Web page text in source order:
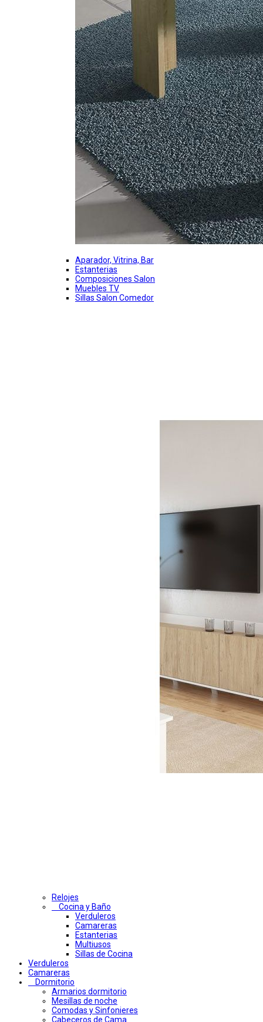
Aparador, Vitrina, Bar
Estanterias
Composiciones Salon
Muebles TV
Sillas Salon Comedor
Relojes
Cocina y Baño
Verduleros
Camareras
Estanterias
Multiusos
Sillas de Cocina
Verduleros
Camareras
Dormitorio
Armarios dormitorio
Mesillas de noche
Comodas y Sinfonieres
Cabeceros de Cama